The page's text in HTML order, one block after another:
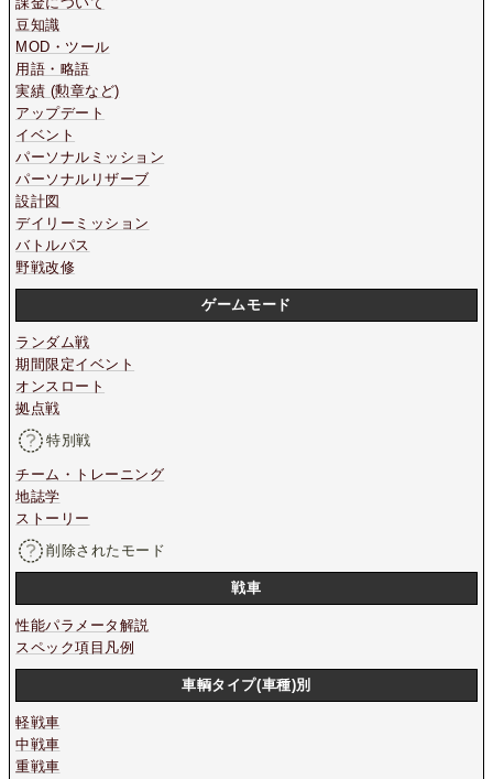
豆知識
MOD・ツール
用語・略語
実績 (勲章など)
アップデート
イベント
パーソナルミッション
パーソナルリザーブ
設計図
デイリーミッション
バトルパス
野戦改修
ゲームモード
ランダム戦
期間限定イベント
オンスロート
拠点戦
特別戦
チーム・トレーニング
地誌学
ストーリー
削除されたモード
戦車
性能パラメータ解説
スペック項目凡例
車輌タイプ(車種)別
軽戦車
中戦車
重戦車